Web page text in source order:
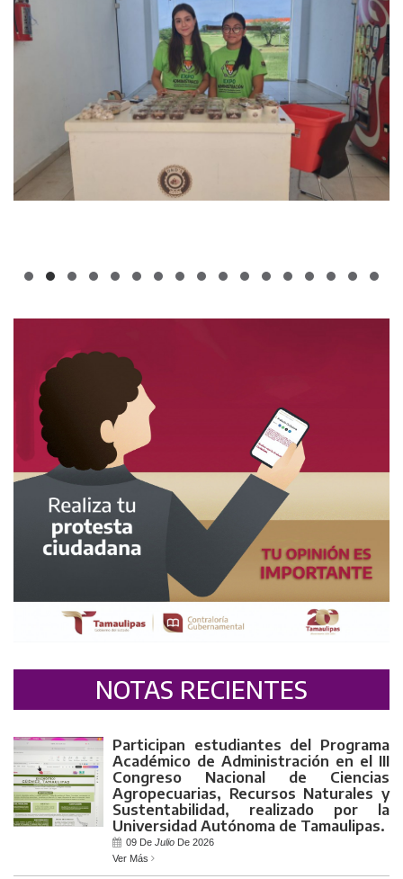
NOTAS RECIENTES
Participan estudiantes del Programa
Académico de Administración en el III
Congreso Nacional de Ciencias
Agropecuarias, Recursos Naturales y
Sustentabilidad, realizado por la
Universidad Autónoma de Tamaulipas.
09 De Julio De 2026
Ver Más